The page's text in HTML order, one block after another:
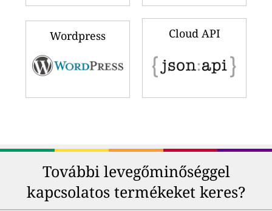
Wordpress Cloud API
További levegőminőséggel
kapcsolatos termékeket keres?